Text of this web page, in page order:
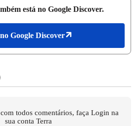
está no Google Discover.
Google Discover
todos comentários, faça Login na
sua conta Terra